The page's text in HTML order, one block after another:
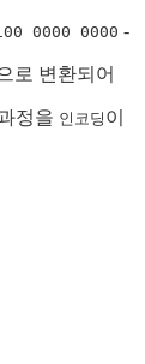
0000 0000 -
로 변환되어
정을 인코딩 이